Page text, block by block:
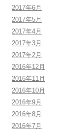
2017年6月
2017年5月
2017年4月
2017年3月
2017年2月
2016年12月
2016年11月
2016年10月
2016年9月
2016年8月
2016年7月